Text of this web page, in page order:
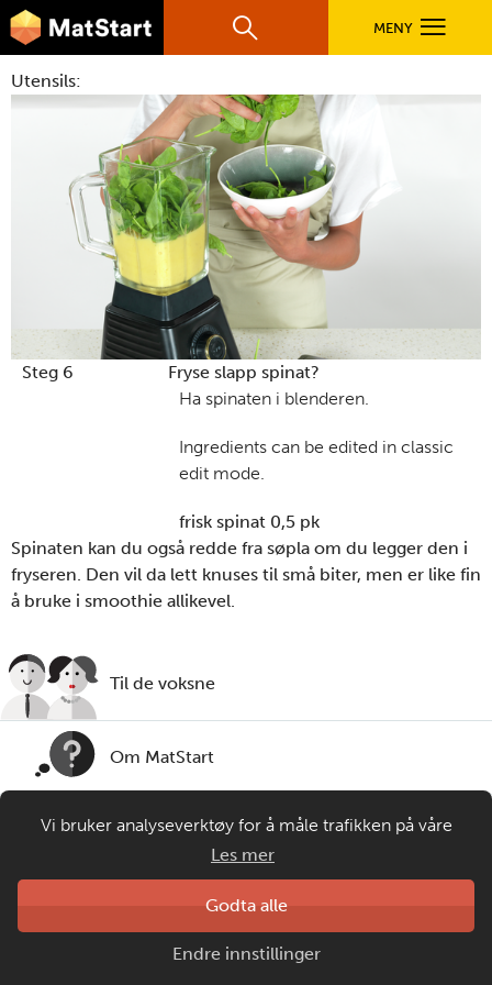
Hopp til hovedinnhold
hovednavigasjonsmobilversjon
MatStart
Søk MENY
OPPSKRIFTER
FILM
FØR DU STARTER
LÆR MER
TIL DE VOKSNE
Utensils:
Steg 6
Ha spinaten i blenderen.
Ingredients can be edited in classic
edit mode.
frisk spinat 0,5 pk
Fryse slapp spinat?
Spinaten kan du også redde fra søpla om du legger den i
fryseren. Den vil da lett knuses til små biter, men er like fin
å bruke i smoothie allikevel.
Til de voksne
Om MatStart
Kontakt oss
Copyright © 2026
Personvern og informasjonskapsler
Laget av
Matprat
Vi bruker analyseverktøy for å måle trafikken på våre
nettsider. Informasjonskapsler plasseres i din nettleser og
gir oss grunnlag for videreutvikling og drift av våre
tjenester. Om du velger å bruke matprat.no blir
anonymisert brukerdata samlet inn, men ingen
personopplysninger om deg vil samles eller lagres.
Les mer
Godta alle
Endre innstillinger